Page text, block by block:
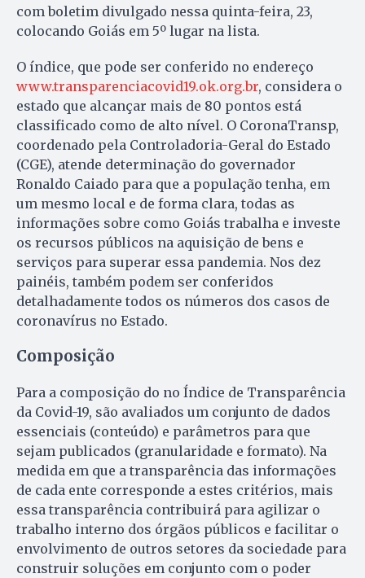
com boletim divulgado nessa quinta-feira, 23,
colocando Goiás em 5º lugar na lista.
O índice, que pode ser conferido no endereço
www.transparenciacovid19.ok.org.br, considera o
estado que alcançar mais de 80 pontos está
classificado como de alto nível. O CoronaTransp,
coordenado pela Controladoria-Geral do Estado
(CGE), atende determinação do governador
Ronaldo Caiado para que a população tenha, em
um mesmo local e de forma clara, todas as
informações sobre como Goiás trabalha e investe
os recursos públicos na aquisição de bens e
serviços para superar essa pandemia. Nos dez
painéis, também podem ser conferidos
detalhadamente todos os números dos casos de
coronavírus no Estado.
Composição
Para a composição do no Índice de Transparência
da Covid-19, são avaliados um conjunto de dados
essenciais (conteúdo) e parâmetros para que
sejam publicados (granularidade e formato). Na
medida em que a transparência das informações
de cada ente corresponde a estes critérios, mais
essa transparência contribuirá para agilizar o
trabalho interno dos órgãos públicos e facilitar o
envolvimento de outros setores da sociedade para
construir soluções em conjunto com o poder